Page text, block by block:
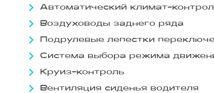
Автоматический климат-
Воздуховоды заднего ряда
Подрулевые лепестки
Система выбора режима
Круиз-контроль
Вентиляция сиденья водителя